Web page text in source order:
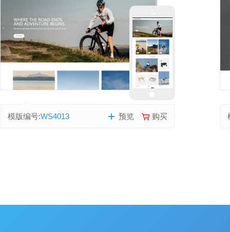
模版编号:WS4013 购买
预览